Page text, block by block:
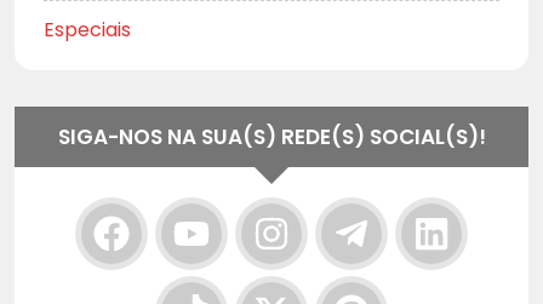
Especiais
SIGA-NOS NA SUA(S) REDE(S) SOCIAL(S)!